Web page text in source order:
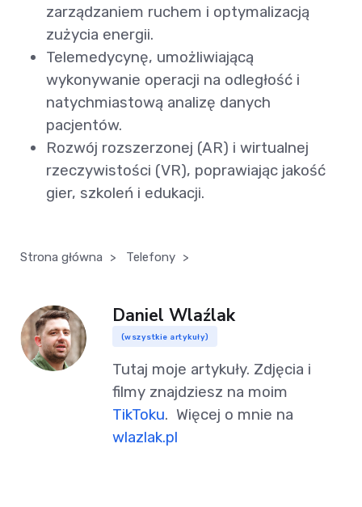
zarządzaniem ruchem i optymalizacją
zużycia energii.
Telemedycynę, umożliwiającą
wykonywanie operacji na odległość i
natychmiastową analizę danych
pacjentów.
Rozwój rozszerzonej (AR) i wirtualnej
rzeczywistości (VR), poprawiając jakość
gier, szkoleń i edukacji.
Strona główna > Telefony >
Daniel Wlaźlak
(wszystkie artykuły)
Tutaj moje artykuły. Zdjęcia i
filmy znajdziesz na moim
TikToku. Więcej o mnie na
wlazlak.pl